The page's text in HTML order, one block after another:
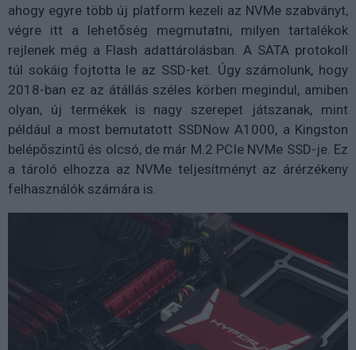
ahogy egyre több új platform kezeli az NVMe szabványt,
végre itt a lehetőség megmutatni, milyen tartalékok
rejlenek még a Flash adattárolásban. A SATA protokoll
túl sokáig fojtotta le az SSD-ket. Úgy számolunk, hogy
2018-ban ez az átállás széles körben megindul, amiben
olyan, új termékek is nagy szerepet játszanak, mint
például a most bemutatott SSDNow A1000, a Kingston
belépőszintű és olcsó, de már M.2 PCIe NVMe SSD-je. Ez
a tároló elhozza az NVMe teljesítményt az árérzékeny
felhasználók számára is.